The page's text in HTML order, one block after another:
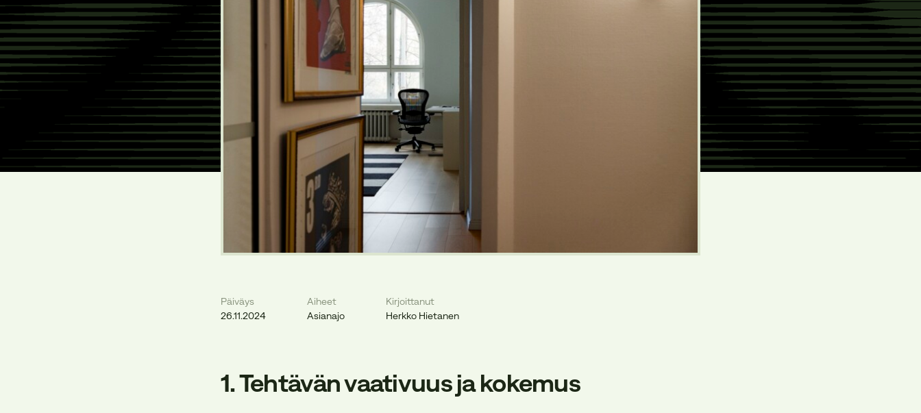
Päiväys
26.11.2024
Aiheet
Asianajo
Kirjoittanut
Herkko Hietanen
1. Tehtävän vaativuus ja kokemus